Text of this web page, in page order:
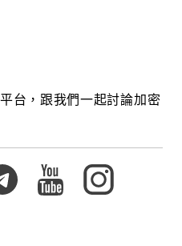
台，跟我們一起討論加密